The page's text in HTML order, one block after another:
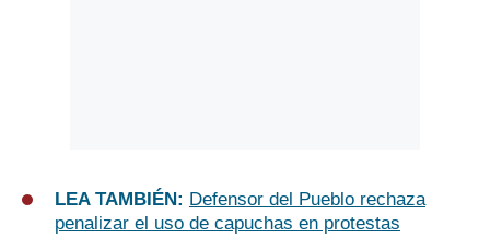
LEA TAMBIÉN: Defensor del Pueblo rechaza
penalizar el uso de capuchas en protestas